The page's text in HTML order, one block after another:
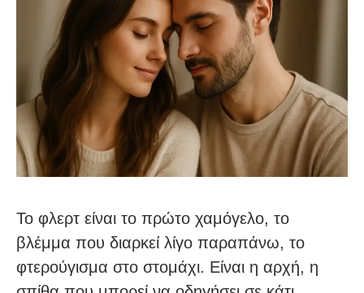
Το φλερτ είναι το πρώτο χαμόγελο, το
βλέμμα που διαρκεί λίγο παραπάνω, το
φτερούγισμα στο στομάχι. Είναι η αρχή, η